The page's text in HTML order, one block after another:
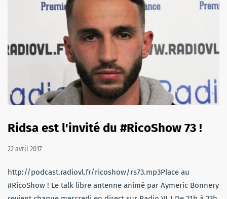
Ridsa est l'invité du #RicoShow 73 !
22 avril 2017
http://podcast.radiovl.fr/ricoshow/rs73.mp3Place au
#RicoShow ! Le talk libre antenne animé par Aymeric Bonnery